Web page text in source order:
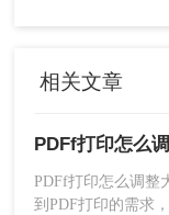
相关文章
PDFf打印怎么调整
到PDF打印的需求